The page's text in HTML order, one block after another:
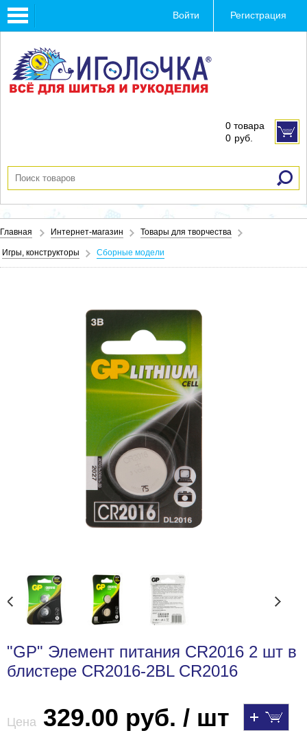
Toggle
navigation
Войти Регистрация
0 товара
0 руб.
Главная Интернет-магазин Товары для творчества
Игры, конструкторы Сборные модели
"GP" Элемент питания CR2016 2 шт в
блистере CR2016-2BL CR2016
Цена 329.00 руб. / шт